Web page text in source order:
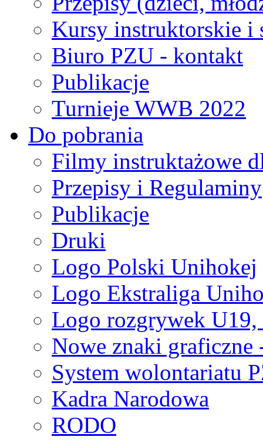
Kursy instruktorskie i
Biuro PZU - kontakt
Publikacje
Turnieje WWB 2022
Do pobrania
Filmy instruktażowe
Przepisy i Regulaminy
Publikacje
Druki
Logo Polski Unihokej
Logo Ekstraliga
Logo rozgrywek
Nowe znaki graficzne
System wolontariatu
Kadra Narodowa
RODO